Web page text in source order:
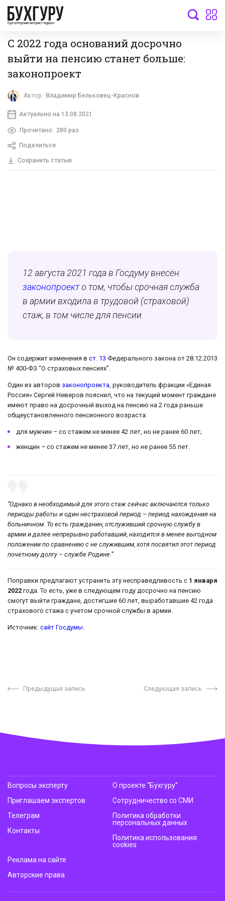
бухгалтерский интернет-журнал
С 2022 года оснований досрочно
выйти на пенсию станет больше:
законопроект
Автор: Владимир Бельковец-Краснов
Актуально на 13.08.2021
Прочитано: 280 раз
Поделиться
Сохранить статью
12 августа 2021 года в Госдуму внесён
законопроекто том, чтобы срочная служба
в армии входила в трудовой (страховой)
стаж, в том числе для пенсии.
Он содержит изменения в ст. 13 Федерального закона от 28.12.2013
№ 400-ФЗ “О страховых пенсиях”.
Один из авторов законопроекта, руководитель фракции «Единая
Россия» Сергей Неверов пояснил, что на текущий момент граждане
имеют право на досрочный выход на пенсию на 2 года раньше
общеустановленного пенсионного возраста:
для мужчин – со стажем не менее 42 лет, но не ранее 60 лет;
женщин – со стажем не менее 37 лет, но не ранее 55 лет.
“Однако в необходимый для этого стаж сейчас включаются только
периоды работы и один нестраховой период – период нахождения на
больничном. То есть гражданин, отслуживший срочную службу в
армии и далее непрерывно работавший, находится в менее выгодном
положении по сравнению с не служившим, хотя посвятил этот период
почетному долгу – службе Родине.”
Поправки предлагают устранить эту несправедливость с 1 января
2022 года. То есть, уже в следующем году досрочно на пенсию
смогут выйти граждане, достигшие 60 лет, выработавшие 42 года
страхового стажа с учетом срочной службы в армии.
Источник: сайт Госдумы
Предыдущая запись Следующая запись
Вопросы эксперту
Приглашаем экспертов
Телеграм
Контакты
О проекте “Бухгуру”
Сотрудничество со СМИ
Политика обработки
персональных данных
Политика использования
cookies
Реклама на сайте
Авторские права